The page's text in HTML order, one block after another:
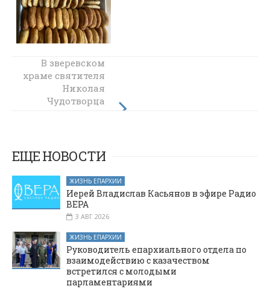
Панихида по
жертвам
геноцида
казачества в
В зверевском
храме святителя
Николая
Чудотворца
донских казаков
ЕЩЕ НОВОСТИ
ЖИЗНЬ ЕПАРХИИ
Иерей Владислав Касьянов в эфире Радио
ВЕРА
3 АВГ 2026
ЖИЗНЬ ЕПАРХИИ
Руководитель епархиального отдела по
взаимодействию с казачеством
встретился с молодыми
парламентариями